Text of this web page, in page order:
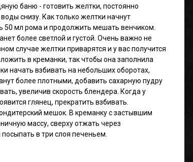
баню - готовить желтки, постоянно
снизу. Как только желтки начнут
50 мл рома и продолжить мешать венчиком.
более светлой и густой. Очень важно не
случае желтки приварятся и у вас получится
в креманки, так чтобы она заполнила
начать взбивать на небольших оборотах,
более плотными, добавить сахарную пудру
увеличив скорость блендера. Когда у
глянец, прекратить взбивать.
мешок. В креманку с застывшим
массу, сверху отжать через
в три слоя печеньем.